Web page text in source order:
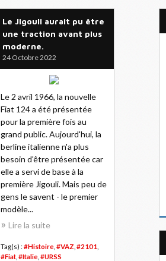
Le Jigouli aurait pu être
une traction avant plus
moderne.
24 Octobre 2022
Le 2 avril 1966, la nouvelle
Fiat 124 a été présentée
pour la première fois au
grand public. Aujourd'hui, la
berline italienne n'a plus
besoin d'être présentée car
elle a servi de base à la
première Jigouli. Mais peu de
gens le savent - le premier
modèle...
Lire la suite
Tag(s) : #Histoire #VAZ #2101
#Fiat #Italie #URSS